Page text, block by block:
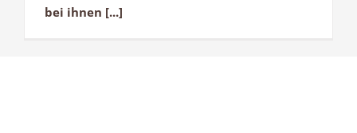
bei ihnen [...]